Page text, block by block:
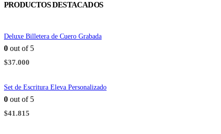
PRODUCTOS DESTACADOS
Deluxe Billetera de Cuero Grabada
0 out of 5
$37.000
Set de Escritura Eleva Personalizado
0 out of 5
$41.815